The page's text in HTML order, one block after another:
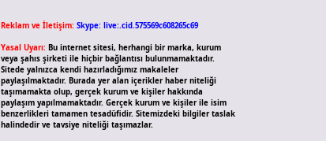
Reklam ve İletişim: Skype: live:.cid.575569c608265c69
Yasal Uyarı: Bu internet sitesi, herhangi bir marka, kurum
veya şahıs şirketi ile hiçbir bağlantısı bulunmamaktadır.
Sitede yalnızca kendi hazırladığımız makaleler
paylaşılmaktadır. Burada yer alan içerikler haber niteliği
taşımamakta olup, gerçek kurum ve kişiler hakkında
paylaşım yapılmamaktadır. Gerçek kurum ve kişiler ile isim
benzerlikleri tamamen tesadüfidir. Sitemizdeki bilgiler taslak
halindedir ve tavsiye niteliği taşımazlar.